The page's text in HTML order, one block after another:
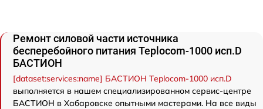
Ремонт силовой части источника
бесперебойного питания Teplocom-1000 исп.D
БАСТИОН
[dataset:services:name] БАСТИОН Teplocom-1000 исп.D
выполняется в нашем специализированном сервис-центре
БАСТИОН в Хабаровске опытными мастерами. На все виды